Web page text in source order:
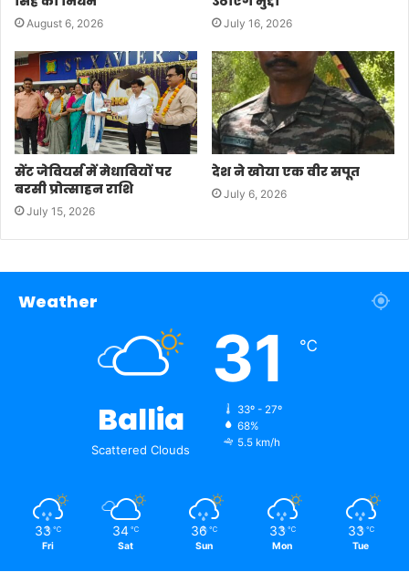
August 6, 2026 July 16, 2026
सेंट जेवियर्स में मेधावियों पर
बरसी प्रोत्साहन राशि
July 15, 2026
देश ने खोया एक वीर सपूत
July 6, 2026
Weather
Ballia
Scattered Clouds
31 ℃
33º - 27º
68%
5.5 km/h
33 ℃
Fri
34 ℃
Sat
36 ℃
Sun
33 ℃
Mon
33 ℃
Tue